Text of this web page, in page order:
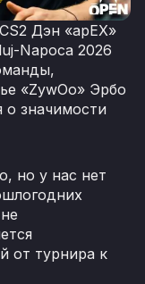
Дэн «apEX»
Napoca 2026
«ZywOo» Эрбо
о значимости
но у нас нет
от турнира к